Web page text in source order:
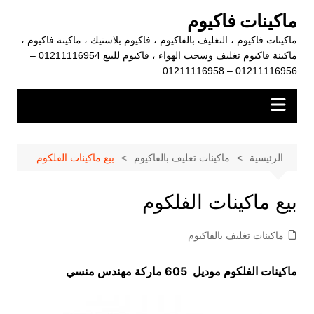
المحتوى
ماكينات فاكيوم
ماكينات فاكيوم ، التغليف بالفاكيوم ، فاكيوم بلاستيك ، ماكينة فاكيوم ،
ماكينة فاكيوم تغليف وسحب الهواء ، فاكيوم للبيع 01211116954 –
01211116956 – 01211116958
الرئيسية ماكينات تغليف بالفاكيوم بيع ماكينات الفلكوم
بيع ماكينات الفلكوم
ماكينات تغليف بالفاكيوم
ماكينات الفلكوم موديل 605 ماركة مهندس منسي